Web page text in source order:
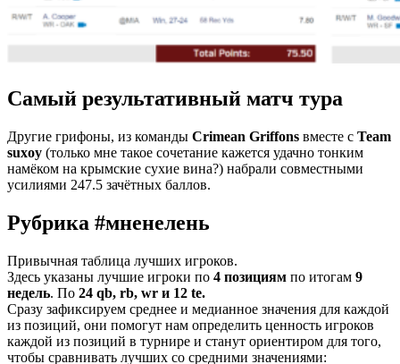
Самый результативный матч тура
Другие грифоны, из команды Crimean Griffons вместе с Team
suxoy (только мне такое сочетание кажется удачно тонким
намёком на крымские сухие вина?) набрали совместными
усилиями 247.5 зачётных баллов.
Рубрика #мненелень
Привычная таблица лучших игроков.
Здесь указаны лучшие игроки по 4 позициям по итогам 9
недель. По 24 qb, rb, wr и 12 te.
Сразу зафиксируем среднее и медианное значения для каждой
из позиций, они помогут нам определить ценность игроков
каждой из позиций в турнире и станут ориентиром для того,
чтобы сравнивать лучших со средними значениями: